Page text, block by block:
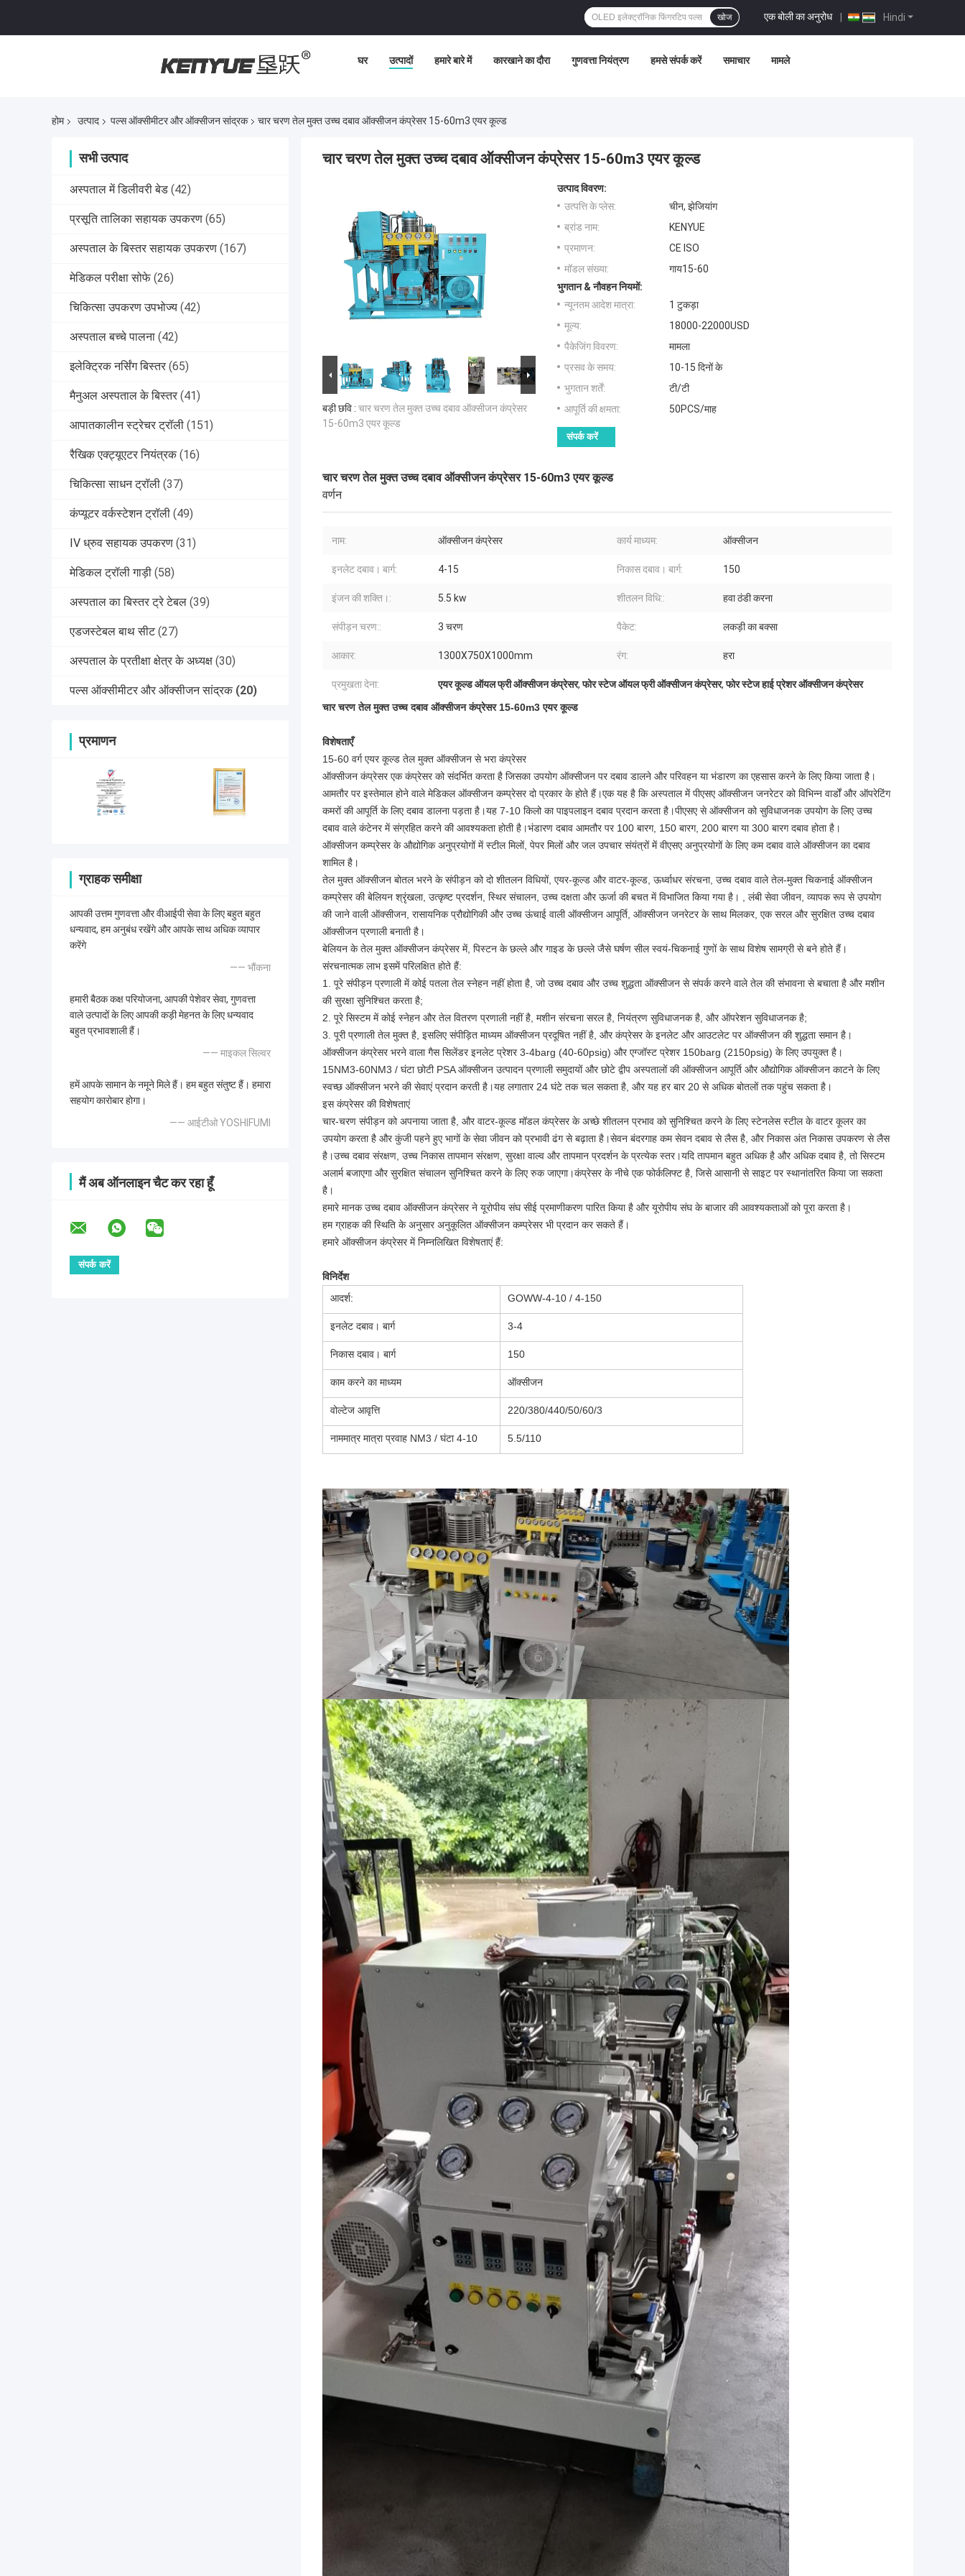
Hindi
एक बोली का अनुरोध |
खोज
घर उत्पादों हमारे बारे में कारखाने का दौरा गुणवत्ता नियंत्रण हमसे संपर्क करें समाचार मामले
होम उत्पाद पल्स ऑक्सीमीटर और ऑक्सीजन सांद्रक चार चरण तेल मुक्त उच्च दबाव ऑक्सीजन कंप्रेसर 15-60m3 एयर कूल्ड
सभी उत्पाद
अस्पताल में डिलीवरी बेड (42)
प्रसूति तालिका सहायक उपकरण (65)
अस्पताल के बिस्तर सहायक उपकरण (167)
मेडिकल परीक्षा सोफे (26)
चिकित्सा उपकरण उपभोज्य (42)
अस्पताल बच्चे पालना (42)
इलेक्ट्रिक नर्सिंग बिस्तर (65)
मैनुअल अस्पताल के बिस्तर (41)
आपातकालीन स्ट्रेचर ट्रॉली (151)
रैखिक एक्ट्यूएटर नियंत्रक (16)
चिकित्सा साधन ट्रॉली (37)
कंप्यूटर वर्कस्टेशन ट्रॉली (49)
IV ध्रुव सहायक उपकरण (31)
मेडिकल ट्रॉली गाड़ी (58)
अस्पताल का बिस्तर ट्रे टेबल (39)
एडजस्टेबल बाथ सीट (27)
अस्पताल के प्रतीक्षा क्षेत्र के अध्यक्ष (30)
पल्स ऑक्सीमीटर और ऑक्सीजन सांद्रक (20)
प्रमाणन
ग्राहक समीक्षा
आपकी उत्तम गुणवत्ता और वीआईपी सेवा के लिए बहुत बहुत
धन्यवाद, हम अनुबंध रखेंगे और आपके साथ अधिक व्यापार
करेंगे
—— भौंकना
हमारी बैठक कक्ष परियोजना, आपकी पेशेवर सेवा, गुणवत्ता
वाले उत्पादों के लिए आपकी कड़ी मेहनत के लिए धन्यवाद
बहुत प्रभावशाली हैं।
—— माइकल सिल्वर
हमें आपके सामान के नमूने मिले हैं। हम बहुत संतुष्ट हैं। हमारा
सहयोग कारोबार होगा।
—— आईटीओ YOSHIFUMI
मैं अब ऑनलाइन चैट कर रहा हूँ
चार चरण तेल मुक्त उच्च दबाव ऑक्सीजन कंप्रेसर 15-60m3 एयर कूल्ड
बड़ी छवि : चार चरण तेल मुक्त उच्च दबाव ऑक्सीजन कंप्रेसर
15-60m3 एयर कूल्ड
उत्पाद विवरण:
उत्पत्ति के प्लेस:
चीन, झेजियांग
ब्रांड नाम:
KENYUE
प्रमाणन:
CE ISO
मॉडल संख्या:
गाय15-60
भुगतान & नौवहन नियमों:
न्यूनतम आदेश मात्रा:
1 टुकड़ा
मूल्य:
18000-22000USD
पैकेजिंग विवरण:
मामला
प्रसव के समय:
10-15 दिनों के
भुगतान शर्तें:
टी/टी
आपूर्ति की क्षमता:
50PCS/माह
संपर्क करें
चार चरण तेल मुक्त उच्च दबाव ऑक्सीजन कंप्रेसर 15-60m3 एयर कूल्ड
वर्णन
नाम: ऑक्सीजन कंप्रेसर कार्य माध्यम: ऑक्सीजन
इनलेट दबाव। बार्ग: 4-15 निकास दबाव। बार्ग: 150
इंजन की शक्ति।: 5.5 kw शीतलन विधि:: हवा ठंडी करना
संपीड़न चरण:: 3 चरण पैकेट: लकड़ी का बक्सा
आकार: 1300X750X1000mm रंग: हरा
प्रमुखता देना: एयर कूल्ड ऑयल फ्री ऑक्सीजन कंप्रेसर,फोर स्टेज ऑयल फ्री ऑक्सीजन कंप्रेसर,फोर स्टेज हाई प्रेशर ऑक्सीजन कंप्रेसर
चार चरण तेल मुक्त उच्च दबाव ऑक्सीजन कंप्रेसर 15-60m3 एयर कूल्ड
विशेषताएँ
15-60 वर्ग एयर कूल्ड तेल मुक्त ऑक्सीजन से भरा कंप्रेसर
ऑक्सीजन कंप्रेसर एक कंप्रेसर को संदर्भित करता है जिसका उपयोग ऑक्सीजन पर दबाव डालने और परिवहन या भंडारण का एहसास करने के लिए किया जाता है।
आमतौर पर इस्तेमाल होने वाले मेडिकल ऑक्सीजन कम्प्रेसर दो प्रकार के होते हैं।एक यह है कि अस्पताल में पीएसए ऑक्सीजन जनरेटर को विभिन्न वार्डों और ऑपरेटिंग
कमरों की आपूर्ति के लिए दबाव डालना पड़ता है।यह 7-10 किलो का पाइपलाइन दबाव प्रदान करता है।पीएसए से ऑक्सीजन को सुविधाजनक उपयोग के लिए उच्च
दबाव वाले कंटेनर में संग्रहित करने की आवश्यकता होती है।भंडारण दबाव आमतौर पर 100 बारग, 150 बारग, 200 बारग या 300 बारग दबाव होता है।
ऑक्सीजन कम्प्रेसर के औद्योगिक अनुप्रयोगों में स्टील मिलों, पेपर मिलों और जल उपचार संयंत्रों में वीएसए अनुप्रयोगों के लिए कम दबाव वाले ऑक्सीजन का दबाव
शामिल है।
तेल मुक्त ऑक्सीजन बोतल भरने के संपीड़न को दो शीतलन विधियों, एयर-कूल्ड और वाटर-कूल्ड, ऊर्ध्वाधर संरचना, उच्च दबाव वाले तेल-मुक्त चिकनाई ऑक्सीजन
कम्प्रेसर की बेलियन श्रृंखला, उत्कृष्ट प्रदर्शन, स्थिर संचालन, उच्च दक्षता और ऊर्जा की बचत में विभाजित किया गया है। , लंबी सेवा जीवन, व्यापक रूप से उपयोग
की जाने वाली ऑक्सीजन, रासायनिक प्रौद्योगिकी और उच्च ऊंचाई वाली ऑक्सीजन आपूर्ति, ऑक्सीजन जनरेटर के साथ मिलकर, एक सरल और सुरक्षित उच्च दबाव
ऑक्सीजन प्रणाली बनाती है।
बेलियन के तेल मुक्त ऑक्सीजन कंप्रेसर में, पिस्टन के छल्ले और गाइड के छल्ले जैसे घर्षण सील स्वयं-चिकनाई गुणों के साथ विशेष सामग्री से बने होते हैं।
संरचनात्मक लाभ इसमें परिलक्षित होते हैं:
1. पूरे संपीड़न प्रणाली में कोई पतला तेल स्नेहन नहीं होता है, जो उच्च दबाव और उच्च शुद्धता ऑक्सीजन से संपर्क करने वाले तेल की संभावना से बचाता है और मशीन
की सुरक्षा सुनिश्चित करता है;
2. पूरे सिस्टम में कोई स्नेहन और तेल वितरण प्रणाली नहीं है, मशीन संरचना सरल है, नियंत्रण सुविधाजनक है, और ऑपरेशन सुविधाजनक है;
3. पूरी प्रणाली तेल मुक्त है, इसलिए संपीड़ित माध्यम ऑक्सीजन प्रदूषित नहीं है, और कंप्रेसर के इनलेट और आउटलेट पर ऑक्सीजन की शुद्धता समान है।
ऑक्सीजन कंप्रेसर भरने वाला गैस सिलेंडर इनलेट प्रेशर 3-4barg (40-60psig) और एग्जॉस्ट प्रेशर 150barg (2150psig) के लिए उपयुक्त है।
15NM3-60NM3 / घंटा छोटी PSA ऑक्सीजन उत्पादन प्रणाली समुदायों और छोटे द्वीप अस्पतालों की ऑक्सीजन आपूर्ति और औद्योगिक ऑक्सीजन काटने के लिए
स्वच्छ ऑक्सीजन भरने की सेवाएं प्रदान करती है।यह लगातार 24 घंटे तक चल सकता है, और यह हर बार 20 से अधिक बोतलों तक पहुंच सकता है।
इस कंप्रेसर की विशेषताएं
चार-चरण संपीड़न को अपनाया जाता है, और वाटर-कूल्ड मॉडल कंप्रेसर के अच्छे शीतलन प्रभाव को सुनिश्चित करने के लिए स्टेनलेस स्टील के वाटर कूलर का
उपयोग करता है और कुंजी पहने हुए भागों के सेवा जीवन को प्रभावी ढंग से बढ़ाता है।सेवन बंदरगाह कम सेवन दबाव से लैस है, और निकास अंत निकास उपकरण से लैस
है।उच्च दबाव संरक्षण, उच्च निकास तापमान संरक्षण, सुरक्षा वाल्व और तापमान प्रदर्शन के प्रत्येक स्तर।यदि तापमान बहुत अधिक है और अधिक दबाव है, तो सिस्टम
अलार्म बजाएगा और सुरक्षित संचालन सुनिश्चित करने के लिए रुक जाएगा।कंप्रेसर के नीचे एक फोर्कलिफ्ट है, जिसे आसानी से साइट पर स्थानांतरित किया जा सकता
है।
हमारे मानक उच्च दबाव ऑक्सीजन कंप्रेसर ने यूरोपीय संघ सीई प्रमाणीकरण पारित किया है और यूरोपीय संघ के बाजार की आवश्यकताओं को पूरा करता है।
हम ग्राहक की स्थिति के अनुसार अनुकूलित ऑक्सीजन कम्प्रेसर भी प्रदान कर सकते हैं।
हमारे ऑक्सीजन कंप्रेसर में निम्नलिखित विशेषताएं हैं:
विनिर्देश
आदर्श:
GOWW-4-10 / 4-150
इनलेट दबाव। बार्ग 3-4
निकास दबाव। बार्ग 150
काम करने का माध्यम ऑक्सीजन
वोल्टेज आवृत्ति 220/380/440/50/60/3
नाममात्र मात्रा प्रवाह NM3 / घंटा 4-10 5.5/110